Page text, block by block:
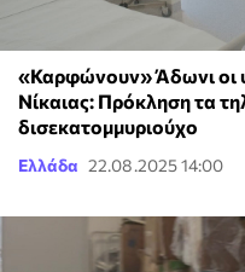
«Καρφώνουν» Άδωνι οι
Νίκαιας: Πρόκληση τα
δισεκατομμυριούχο
Ελλάδα 22.08.2025 14:00